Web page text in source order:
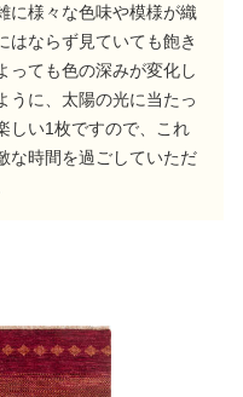
に様々な色味や模様が織
はならず見ていても飽き
っても色の深みが変化し
うに、太陽の光に当たっ
しい1枚ですので、これ
な時間を過ごしていただ